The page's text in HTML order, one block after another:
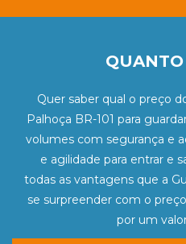
Quer saber qual o preço
Palhoça BR-101 para
volumes com segurança e
e agilidade para entrar e
todas as vantagens que a
se surpreender com o
por um